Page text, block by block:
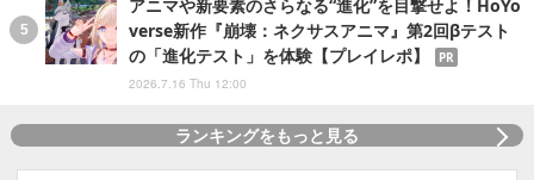
アニマや新要素のさらなる“進化”を目撃せよ！HoYo
verse新作『崩壊：ネクサスアニマ』第2回βテスト
の「進化テスト」を体験【プレイレポ】
PR
2026.7.16 Thu 12:00
ランキングをもっと見る